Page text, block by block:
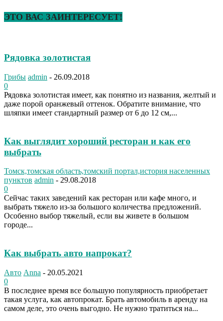
ЭТО ВАС ЗАИНТЕРЕСУЕТ!
Рядовка золотистая
Грибы admin - 26.09.2018
0
Рядовка золотистая имеет, как понятно из названия, желтый и
даже порой оранжевый оттенок. Обратите внимание, что
шляпки имеет стандартный размер от 6 до 12 см,...
Как выглядит хороший ресторан и как его
выбрать
Томск,томская область,томский портал,история населенных
пунктов admin - 29.08.2018
0
Сейчас таких заведений как ресторан или кафе много, и
выбрать тяжело из-за большого количества предложений.
Особенно выбор тяжелый, если вы живете в большом
городе...
Как выбрать авто напрокат?
Авто Anna - 20.05.2021
0
В последнее время все большую популярность приобретает
такая услуга, как автопрокат. Брать автомобиль в аренду на
самом деле, это очень выгодно. Не нужно тратиться на...